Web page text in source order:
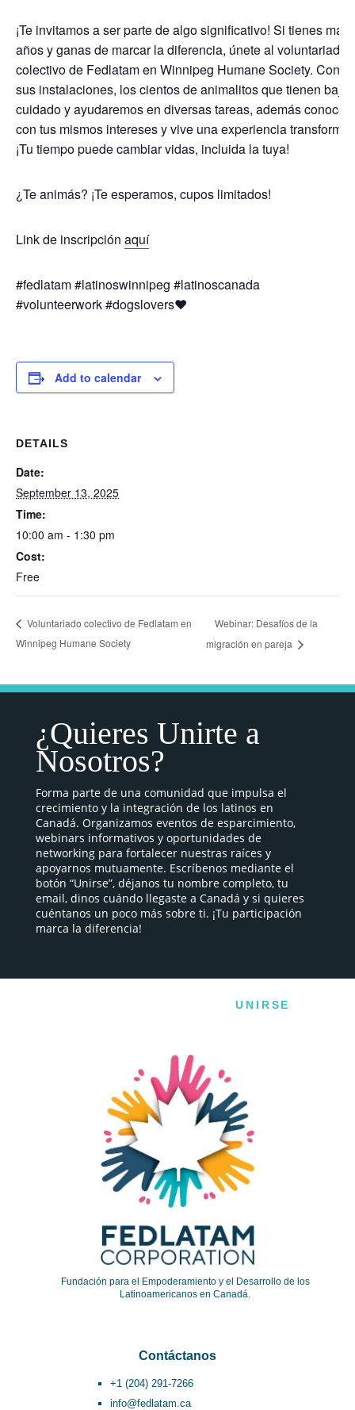
¡Te invitamos a ser parte de algo significativo! Si tienes más
años y ganas de marcar la diferencia, únete al voluntariado
colectivo de Fedlatam en Winnipeg Humane Society.
sus instalaciones, los cientos de animalitos que tienen bajo
cuidado y ayudaremos en diversas tareas, además conoce
con tus mismos intereses y vive una experiencia
¡Tu tiempo puede cambiar vidas, incluida la tuya!
¿Te animás? ¡Te esperamos, cupos limitados!
Link de inscripción aquí
#fedlatam #latinoswinnipeg #latinoscanada
#volunteerwork #dogslovers❤
Add to calendar
DETAILS
Date:
September 13, 2025
Time:
10:00 am - 1:30 pm
Cost:
Free
Voluntariado colectivo de Fedlatam en
Winnipeg Humane Society
Webinar: Desafíos de la
migración en pareja
¿Quieres Unirte a
Nosotros?
Forma parte de una comunidad que impulsa el
crecimiento y la integración de los latinos en
Canadá. Organizamos eventos de esparcimiento,
webinars informativos y oportunidades de
networking para fortalecer nuestras raíces y
apoyarnos mutuamente. Escríbenos mediante el
botón “Unirse”, déjanos tu nombre completo, tu
email, dinos cuándo llegaste a Canadá y si quieres
cuéntanos un poco más sobre ti. ¡Tu participación
marca la diferencia!
UNIRSE
Fundación para el Empoderamiento y el Desarrollo de los
Latinoamericanos en Canadá.
Contáctanos
+1 (204) 291-7266
info@fedlatam.ca